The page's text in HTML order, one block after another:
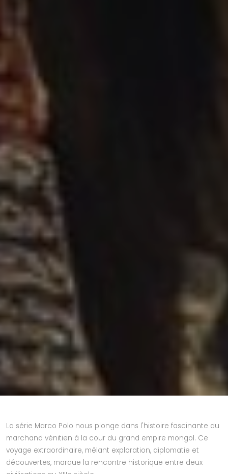
La série Marco Polo nous plonge dans l'histoire fascinante du
marchand vénitien à la cour du grand empire mongol. Ce
voyage extraordinaire, mêlant exploration, diplomatie et
découvertes, marque la rencontre historique entre deux